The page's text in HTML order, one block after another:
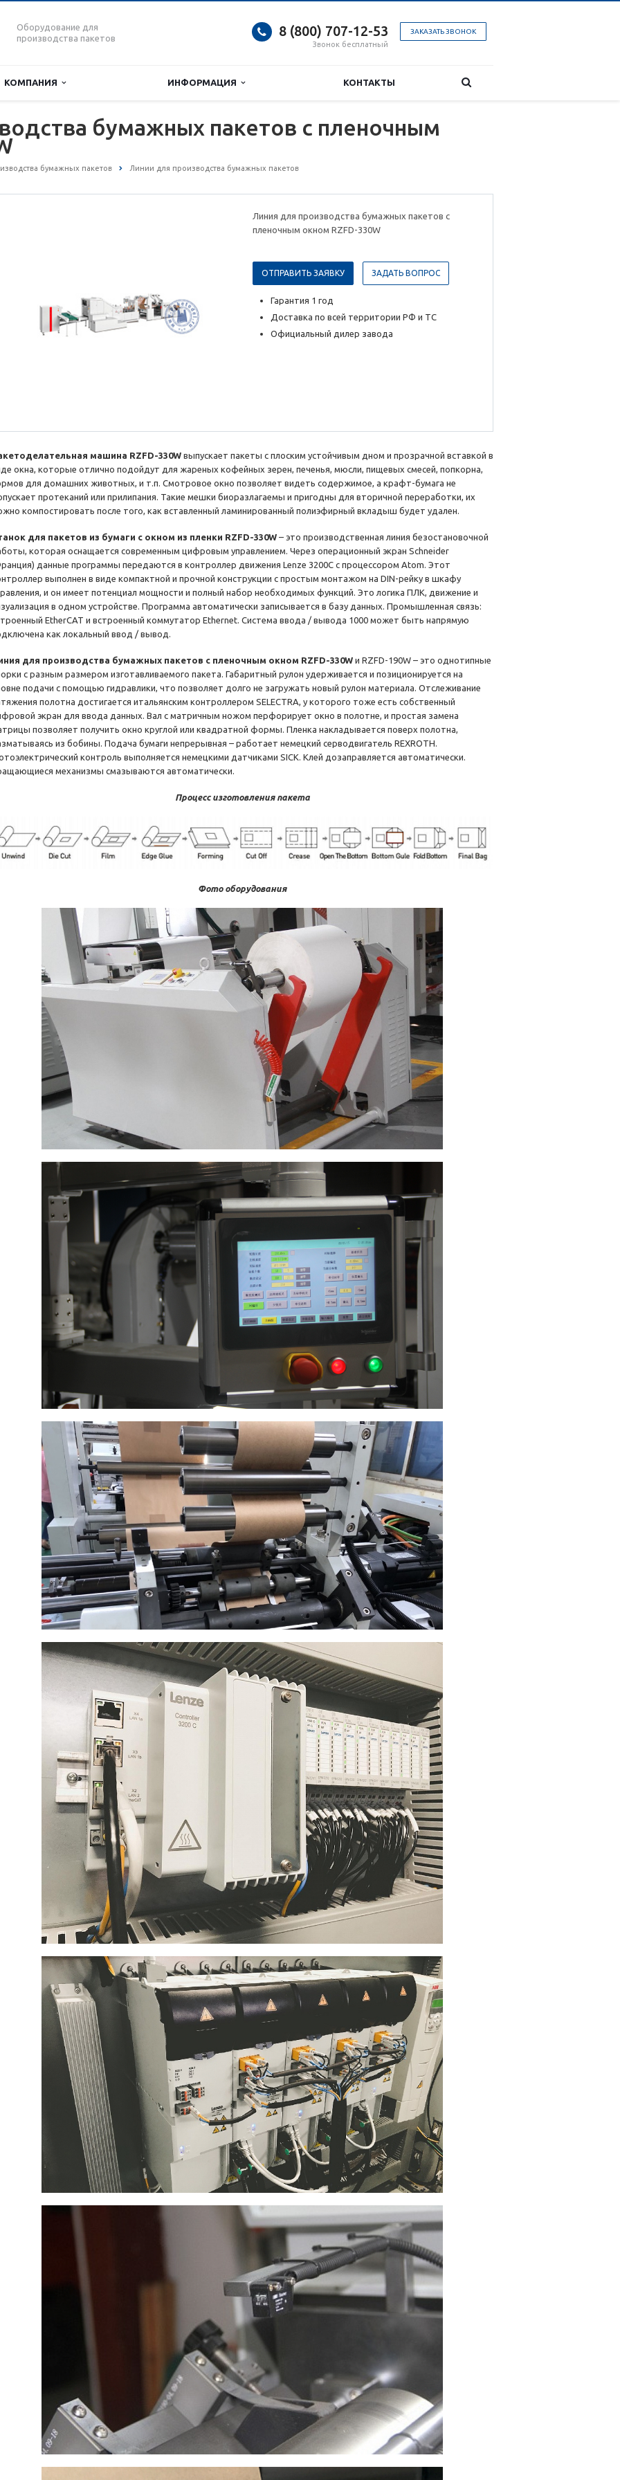
Оборудование для
производства пакетов
ЗАКАЗАТЬ ЗВОНОК
8 (800) 707-12-53
Звонок бесплатный
КОМПАНИЯ ИНФОРМАЦИЯ КОНТАКТЫ
бумажных пакетов с пленочным
бумажных пакетов Линии для производства бумажных пакетов
Линия для производства бумажных пакетов с
пленочным окном RZFD-330W
ОТПРАВИТЬ ЗАЯВКУ ЗАДАТЬ ВОПРОС
Гарантия 1 год
Доставка по всей территории РФ и ТС
Официальный дилер завода
машина RZFD-330W выпускает пакеты с плоским устойчивым дном и прозрачной вставкой в
окна, которые отлично подойдут для жареных кофейных зерен, печенья, мюсли, пищевых смесей, попкорна,
для домашних животных, и т.п. Смотровое окно позволяет видеть содержимое, а крафт-бумага не
протеканий или прилипания. Такие мешки биоразлагаемы и пригодны для вторичной переработки, их
компостировать после того, как вставленный ламинированный полиэфирный вкладыш будет удален.
для пакетов из бумаги с окном из пленки RZFD-330W – это производственная линия безостановочной
которая оснащается современным цифровым управлением. Через операционный экран Schneider
данные программы передаются в контроллер движения Lenze 3200C с процессором Atom. Этот
выполнен в виде компактной и прочной конструкции с простым монтажом на DIN-рейку в шкафу
и он имеет потенциал мощности и полный набор необходимых функций. Это логика ПЛК, движение и
в одном устройстве. Программа автоматически записывается в базу данных. Промышленная связь:
EtherCAT и встроенный коммутатор Ethernet. Система ввода / вывода 1000 может быть напрямую
как локальный ввод / вывод.
для производства бумажных пакетов с пленочным окном RZFD-330W и RZFD-190W – это однотипные
с разным размером изготавливаемого пакета. Габаритный рулон удерживается и позиционируется на
подачи с помощью гидравлики, что позволяет долго не загружать новый рулон материала. Отслеживание
полотна достигается итальянским контроллером SELECTRA, у которого тоже есть собственный
экран для ввода данных. Вал с матричным ножом перфорирует окно в полотне, и простая замена
позволяет получить окно круглой или квадратной формы. Пленка накладывается поверх полотна,
из бобины. Подача бумаги непрерывная – работает немецкий серводвигатель REXROTH.
контроль выполняется немецкими датчиками SICK. Клей дозаправляется автоматически.
механизмы смазываются автоматически.
Процесс изготовления пакета
Фото оборудования